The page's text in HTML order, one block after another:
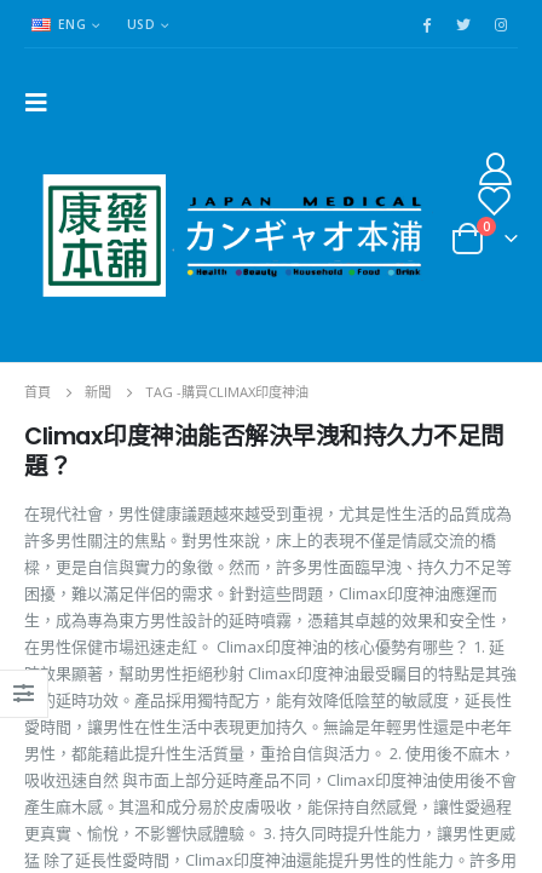
ENG USD
0
首頁 新聞 TAG -購買CLIMAX印度神油
Climax印度神油能否解決早洩和持久力不足問
題？
在現代社會，男性健康議題越來越受到重視，尤其是性生活的品質成為
許多男性關注的焦點。對男性來說，床上的表現不僅是情感交流的橋
樑，更是自信與實力的象徵。然而，許多男性面臨早洩、持久力不足等
困擾，難以滿足伴侶的需求。針對這些問題，Climax印度神油應運而
生，成為專為東方男性設計的延時噴霧，憑藉其卓越的效果和安全性，
在男性保健市場迅速走紅。 Climax印度神油的核心優勢有哪些？ 1. 延
時效果顯著，幫助男性拒絕秒射 Climax印度神油最受矚目的特點是其強
大的延時功效。產品採用獨特配方，能有效降低陰莖的敏感度，延長性
愛時間，讓男性在性生活中表現更加持久。無論是年輕男性還是中老年
男性，都能藉此提升性生活質量，重拾自信與活力。 2. 使用後不麻木，
吸收迅速自然 與市面上部分延時產品不同，Climax印度神油使用後不會
產生麻木感。其溫和成分易於皮膚吸收，能保持自然感覺，讓性愛過程
更真實、愉悅，不影響快感體驗。 3. 持久同時提升性能力，讓男性更威
猛 除了延長性愛時間，Climax印度神油還能提升男性的性能力。許多用